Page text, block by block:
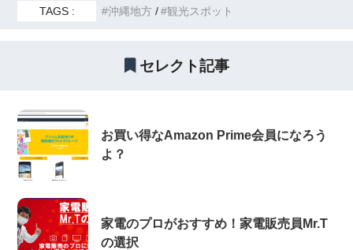
TAGS : 沖縄地方 観光スポット
セレクト記事
お買い得なAmazon Prime会員になろう
よ？
家電のプロがおすすめ！家電販売員Mr.T
の選択